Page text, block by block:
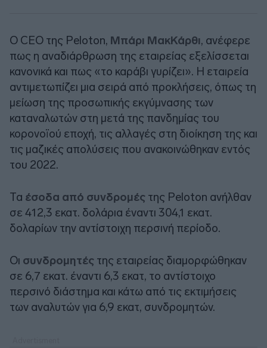
Ο CEO της Peloton, Μπάρι ΜακΚάρθι, ανέφερε
πως η αναδιάρθρωση της εταιρείας εξελίσσεται
κανονικά και πως «το καράβι γυρίζει». Η εταιρεία
αντιμετωπίζει μια σειρά από προκλήσεις, όπως τη
μείωση της προσωπικής εκγύμνασης των
καταναλωτών στη μετά της πανδημίας του
κορονοϊού εποχή, τις αλλαγές στη διοίκηση της και
τις μαζικές απολύσεις που ανακοινώθηκαν εντός
του 2022.
Τα έσοδα από συνδρομές της Peloton ανήλθαν
σε 412,3 εκατ. δολάρια έναντι 304,1 εκατ.
δολαρίων την αντίστοιχη περσινή περίοδο.
Οι συνδρομητές της εταιρείας διαμορφώθηκαν
σε 6,7 εκατ. έναντι 6,3 εκατ, το αντίστοιχο
περσινό διάστημα και κάτω από τις εκτιμήσεις
των αναλυτών για 6,9 εκατ, συνδρομητών.